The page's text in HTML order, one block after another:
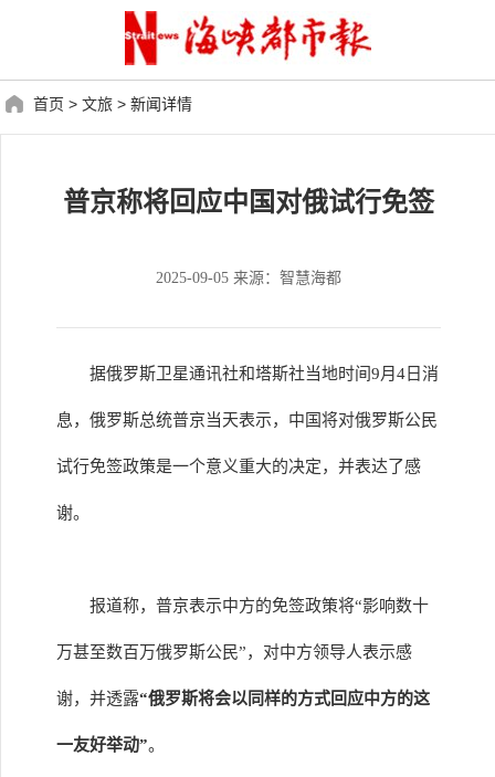
首页 > 文旅 > 新闻详情
普京称将回应中国对俄试行免签
2025-09-05 来源：智慧海都
据俄罗斯卫星通讯社和塔斯社当地时间9月4日消
息，俄罗斯总统普京当天表示，中国将对俄罗斯公民
试行免签政策是一个意义重大的决定，并表达了感
谢。
报道称，普京表示中方的免签政策将“影响数十
万甚至数百万俄罗斯公民”，对中方领导人表示感
谢，并透露“俄罗斯将会以同样的方式回应中方的这
一友好举动”。